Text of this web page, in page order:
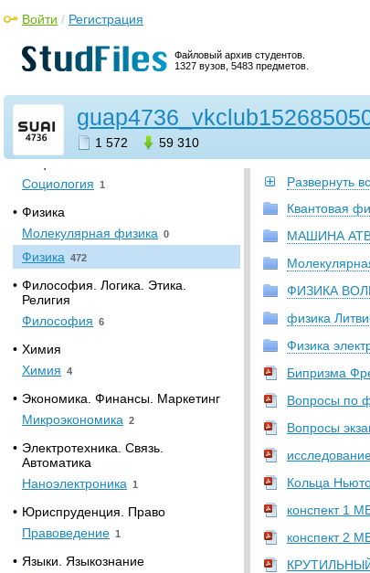
Файловый архив студентов.
1327 вузов, 5483 предметов.
Войти / Регистрация
1 572 59 310
теплоэнергетика
5
Прочее
[НЕСОРТИРОВАННОЕ] 0
Безопасность
жизнедеятельности
5
• Социология. Политология
Социология 1
• Физика
Молекулярная физика 0
Физика 472
• Философия. Логика. Этика.
Религия
Философия 6
• Химия
Химия 4
• Экономика. Финансы. Маркетинг
Микроэкономика 2
• Электротехника. Связь.
Автоматика
Наноэлектроника 1
• Юриспруденция. Право
Правоведение 1
• Языки. Языкознание
Развернуть
Квантовая
МАШИНА
ФИЗИКА
физика
Физика
Бипризма
Вопросы по
Вопросы
Кольца
конспект 1
конспект 2
КРУТИЛЬНЫЙ